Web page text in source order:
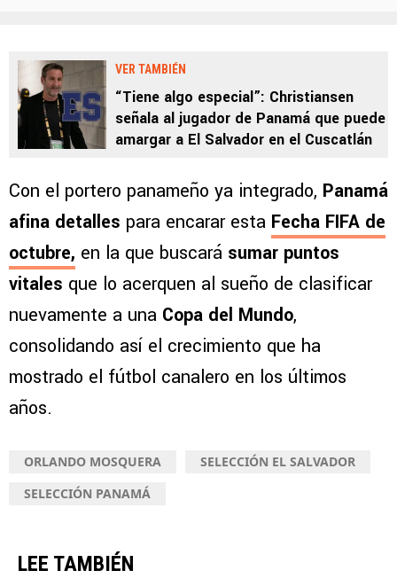
VER TAMBIÉN
“Tiene algo especial”: Christiansen
señala al jugador de Panamá que puede
amargar a El Salvador en el Cuscatlán
Con el portero panameño ya integrado, Panamá
afina detalles para encarar esta Fecha FIFA de
octubre, en la que buscará sumar puntos
vitales que lo acerquen al sueño de clasificar
nuevamente a una Copa del Mundo,
consolidando así el crecimiento que ha
mostrado el fútbol canalero en los últimos
años.
ORLANDO MOSQUERA
SELECCIÓN EL SALVADOR
SELECCIÓN PANAMÁ
LEE TAMBIÉN